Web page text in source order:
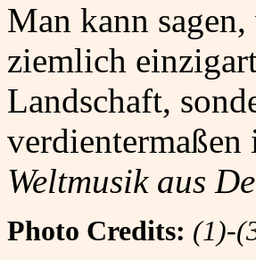
Man kann
ziemlich
Landschaft,
Weltmusik aus
Photo Credits: (1)-